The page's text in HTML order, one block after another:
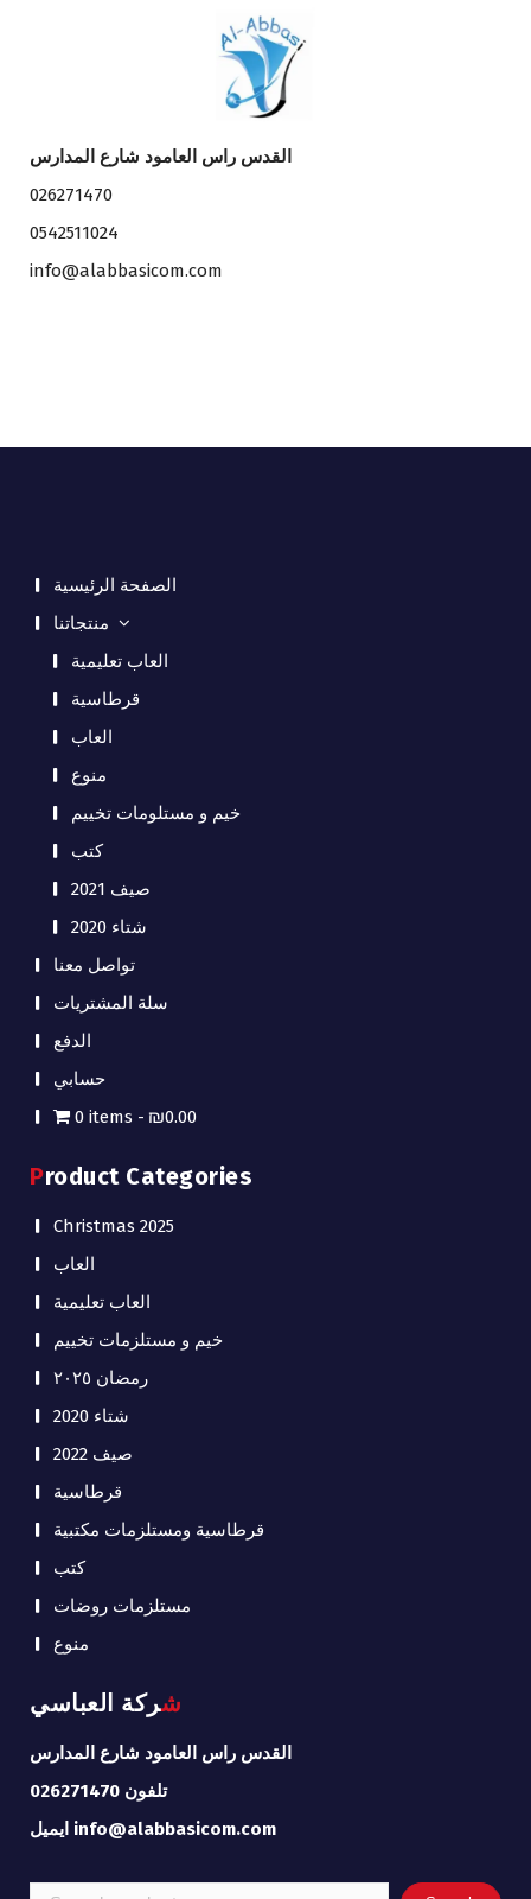
القدس راس العامود شارع المدارس
026271470
0542511024
info@alabbasicom.com
الصفحة الرئيسية
منتجاتنا
العاب تعليمية
قرطاسية
العاب
منوع
خيم و مستلومات تخييم
كتب
صيف 2021
شتاء 2020
تواصل معنا
سلة المشتريات
الدفع
حسابي
0 items
₪0.00
Product Categories
Christmas 2025
العاب
العاب تعليمية
خيم و مستلزمات تخييم
رمضان ٢٠٢٥
شتاء 2020
صيف 2022
قرطاسية
قرطاسية ومستلزمات مكتبية
كتب
مستلزمات روضات
منوع
شركة العباسي
القدس راس العامود شارع المدارس
تلفون 026271470
ايميل info@alabbasicom.com